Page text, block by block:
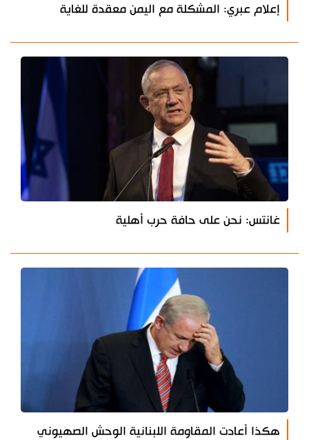
إعلام عبري: المشكلة مع اليمن معقدة للغاية
غانتس: نحن على حافة حرب أهلية
هكذا أعادت المقاومة اللبنانية الوحش الصهيوني